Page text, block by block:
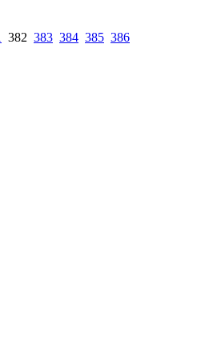
382 383 384 385 386